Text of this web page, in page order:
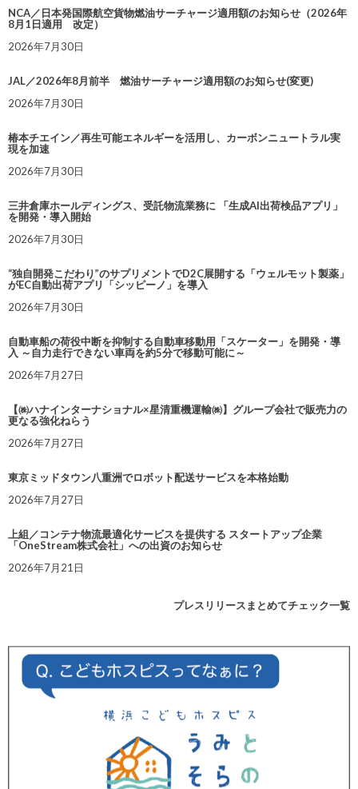
NCA／日本発国際航空貨物燃油サーチャージ適用額のお知らせ（2026年
8月1日適用 改定）
2026年7月30日
JAL／2026年8月前半 燃油サーチャージ適用額のお知らせ(変更)
2026年7月30日
椿本チエイン／再生可能エネルギーを活用し、カーボンニュートラル実
現を加速
2026年7月30日
三井倉庫ホールディングス、受託物流業務に 「生成AI出荷検品アプリ」
を開発・導入開始
2026年7月30日
“独自開発こだわり”のサプリメントでD2C展開する「ウェルモット製薬」
がEC自動出荷アプリ「シッピーノ」を導入
2026年7月30日
自動車船の荷役中断を抑制する自動車移動用「スケーター」を開発・導
入 ～自力走行できない車両を約5分で移動可能に～
2026年7月27日
【㈱ハナインターナショナル×星清重機運輸㈱】グループ会社で販売力の
更なる強化ねらう
2026年7月27日
東京ミッドタウン八重洲でロボット配送サービスを本格始動
2026年7月27日
上組／コンテナ物流最適化サービスを提供する スタートアップ企業
「OneStream株式会社」への出資のお知らせ
2026年7月21日
プレスリリースまとめてチェック一覧